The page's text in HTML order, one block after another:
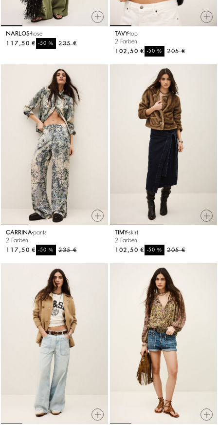
NARLOS hose
235 €
-50%
117,50 €
TAVYtop
2 Farben
205 €
-50%
102,50 €
CARRINA pants
2 Farben
235 €
-50%
117,50 €
TIMYskirt
2 Farben
205 €
-50%
102,50 €